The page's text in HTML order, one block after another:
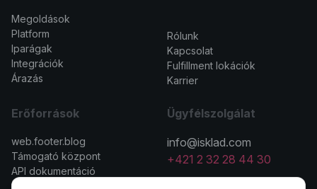
Megoldások
Platform
Iparágak
Integrációk
Árazás
Rólunk
Kapcsolat
Fulfillment lokációk
Karrier
Erőforrások
web.footer.blog
Támogató központ
API dokumentáció
Ügyfélszolgálat
info@isklad.com
+421 2 32 28 44 30